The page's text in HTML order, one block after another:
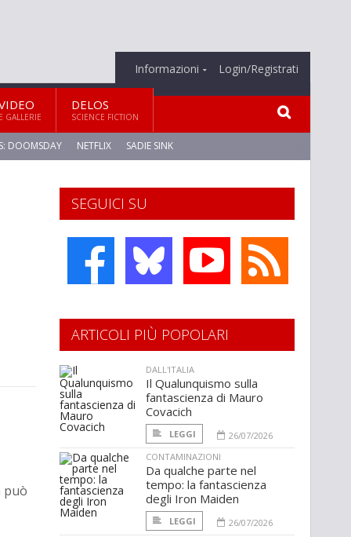
Informazioni Login/Registrati
GALLERIE
DELOS
SCIENCE FICTION
DOOMSDAY NETFLIX SADIE SINK
può
SEGUICI SU
ARTICOLI PIÙ POPOLARI
DALL'ITALIA
Il Qualunquismo sulla
fantascienza di Mauro
Covacich
LEGGI
26/07/2026
CONTAMINAZIONI
Da qualche parte nel
tempo: la fantascienza
degli Iron Maiden
LEGGI
26/07/2026